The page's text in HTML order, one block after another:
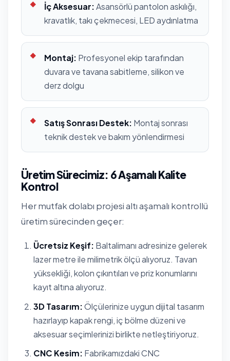
İç Aksesuar:Asansörlü pantolon askılığı,
kravatlık, takı çekmecesi, LED aydınlatma
Montaj: Profesyonel ekip tarafından
duvara ve tavana sabitleme, silikon ve
derz dolgu
Satış Sonrası Destek: Montaj sonrası
teknik destek ve bakım yönlendirmesi
Üretim Sürecimiz: 6 Aşamalı Kalite
Kontrol
Her mutfak dolabı projesi altı aşamalı kontrollü
üretim sürecinden geçer:
Ücretsiz Keşif: Baltalimanı adresinize gelerek
lazer metre ile milimetrik ölçü alıyoruz. Tavan
yüksekliği, kolon çıkıntıları ve priz konumlarını
kayıt altına alıyoruz.
3D Tasarım:Ölçülerinize uygun dijital tasarım
hazırlayıp kapak rengi, iç bölme düzeni ve
aksesuar seçimlerinizi birlikte netleştiriyoruz.
CNC Kesim: Fabrikamızdaki CNC